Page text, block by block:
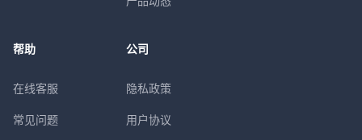
帮助
在线客服
常见问题
公司
隐私政策
用户协议